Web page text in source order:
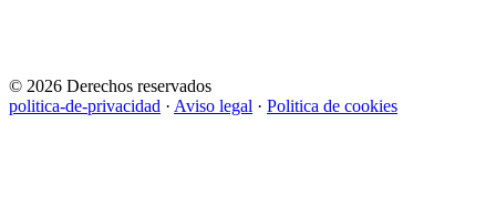
© 2026 Derechos reservados
politica-de-privacidad · Aviso legal · Politica de cookies